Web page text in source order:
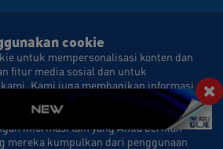
WITH AUTHENTICITY.ID
Authenticity_id authenticity_id
cookie
untuk mempersonalisasi konten dan
fitur media sosial dan untuk
Kami juga membagikan informasi
atas situs kami dengan mitra media
kami yang mungkin
informasi lain yang Anda berikan
mereka kumpulkan dari penggunaan